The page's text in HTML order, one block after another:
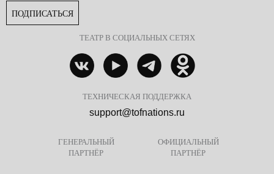
ПОДПИСАТЬСЯ
ТЕАТР В СОЦИАЛЬНЫХ СЕТЯХ
ТЕХНИЧЕСКАЯ ПОДДЕРЖКА
support@tofnations.ru
ГЕНЕРАЛЬНЫЙ
ПАРТНЁР
ОФИЦИАЛЬНЫЙ
ПАРТНЁР